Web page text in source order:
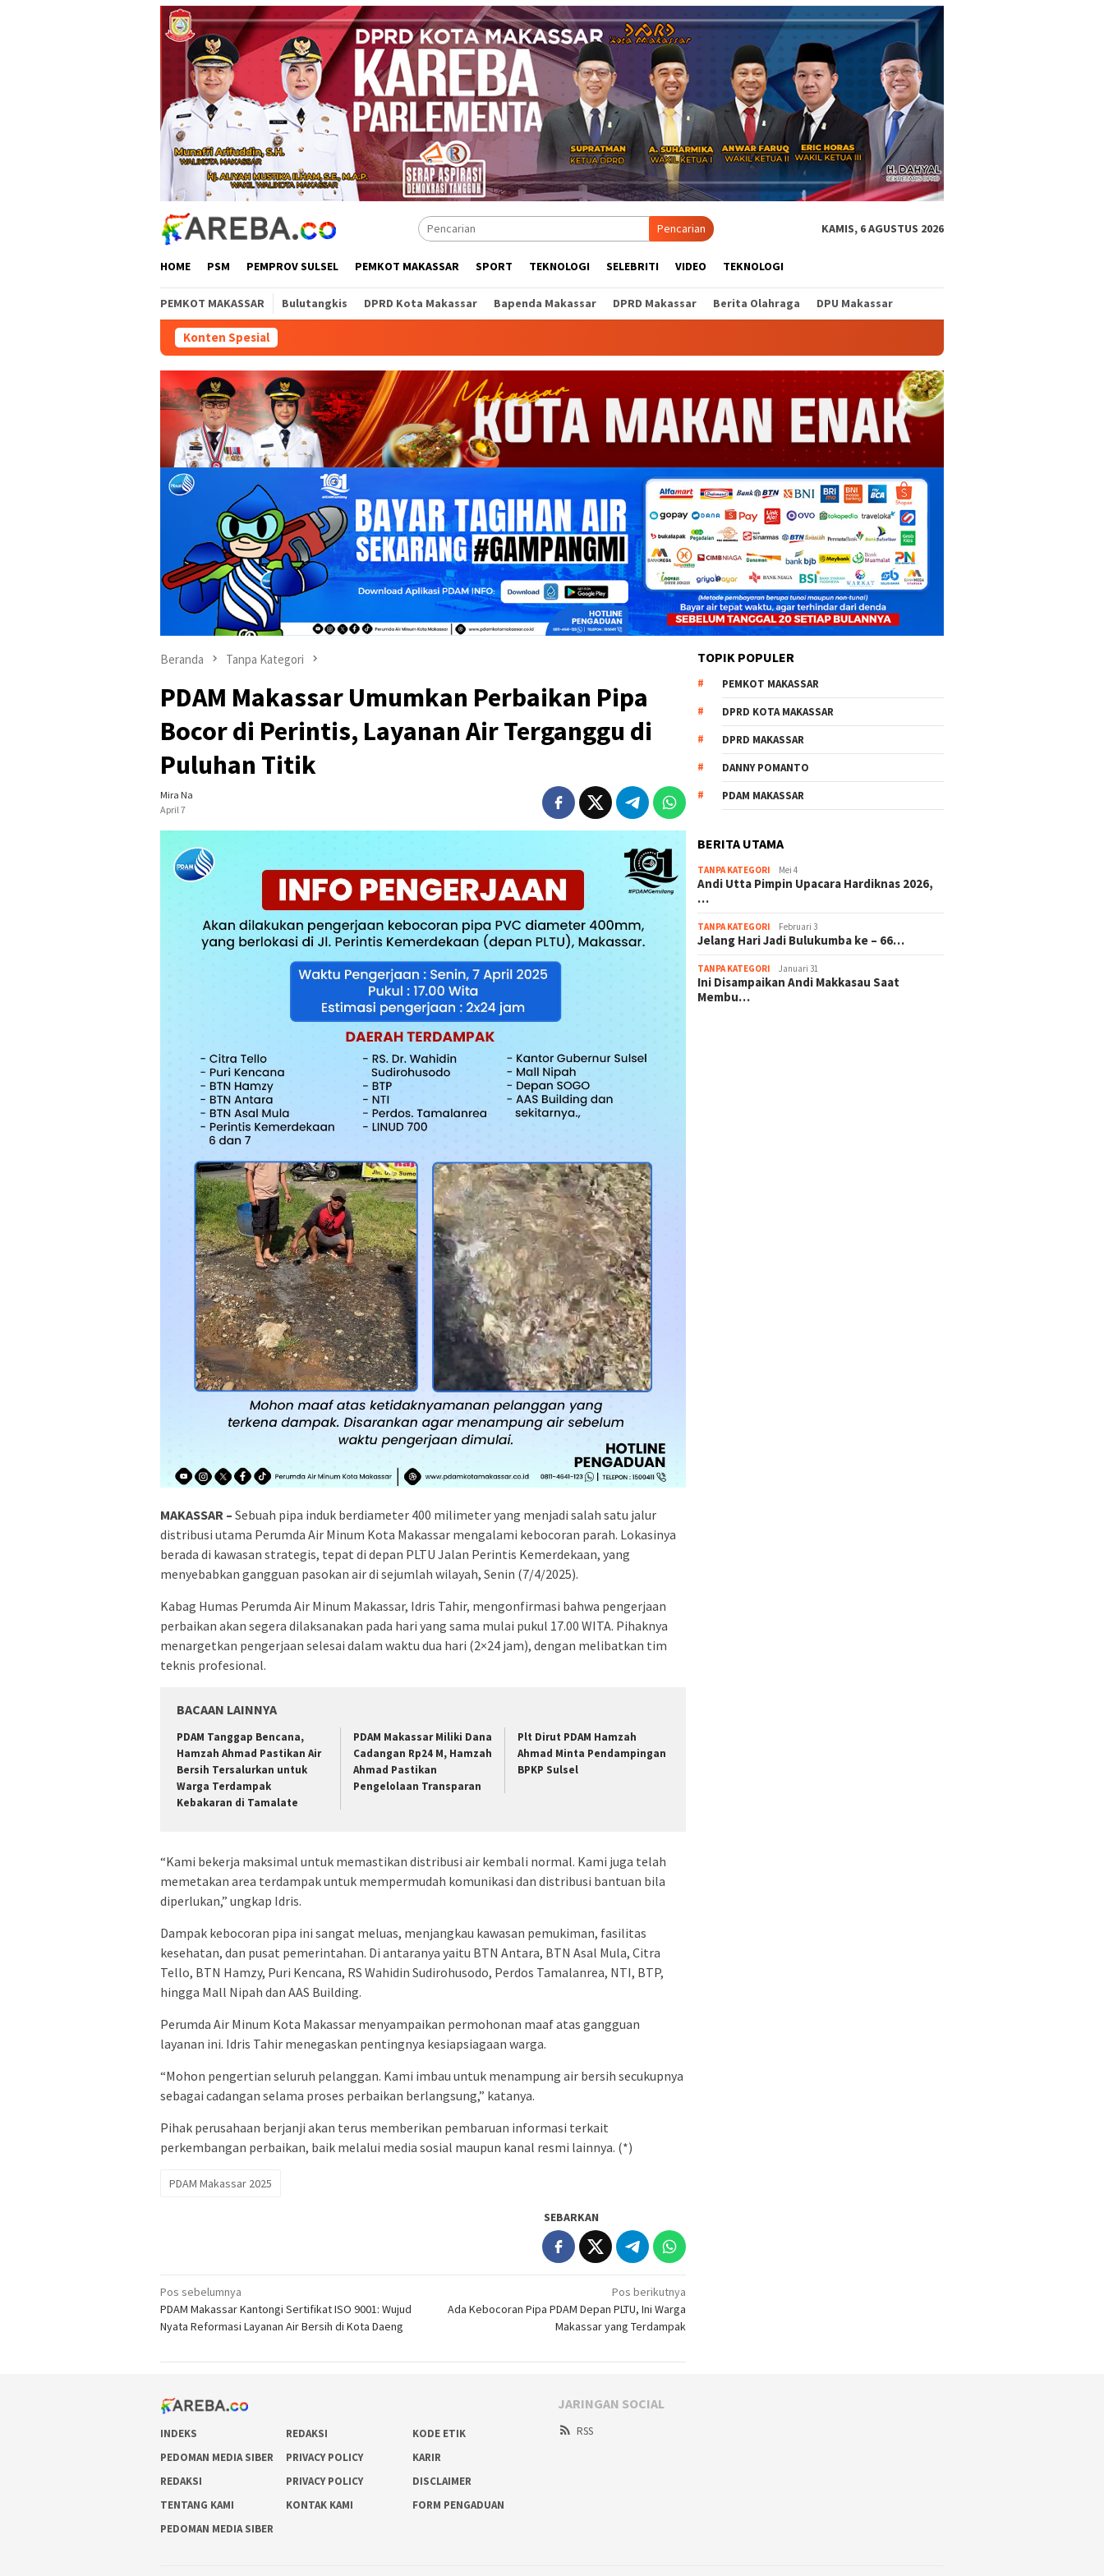
Pencarian KAMIS, 6 AGUSTUS 2026
HOME PSM PEMPROV SULSEL PEMKOT MAKASSAR SPORT TEKNOLOGI SELEBRITI VIDEO TEKNOLOGI
PEMKOT MAKASSAR Bulutangkis DPRD Kota Makassar Bapenda Makassar DPRD Makassar Berita Olahraga DPU Makassar
Konten Spesial
Beranda Tanpa Kategori
PDAM Makassar Umumkan Perbaikan Pipa
Bocor di Perintis, Layanan Air Terganggu di
Puluhan Titik
Mira Na
April 7
MAKASSAR – Sebuah pipa induk berdiameter 400 milimeter yang menjadi salah satu jalur
distribusi utama Perumda Air Minum Kota Makassar mengalami kebocoran parah. Lokasinya
berada di kawasan strategis, tepat di depan PLTU Jalan Perintis Kemerdekaan, yang
menyebabkan gangguan pasokan air di sejumlah wilayah, Senin (7/4/2025).
Kabag Humas Perumda Air Minum Makassar, Idris Tahir, mengonfirmasi bahwa pengerjaan
perbaikan akan segera dilaksanakan pada hari yang sama mulai pukul 17.00 WITA. Pihaknya
menargetkan pengerjaan selesai dalam waktu dua hari (2×24 jam), dengan melibatkan tim
teknis profesional.
BACAAN LAINNYA
PDAM Tanggap Bencana,
Hamzah Ahmad Pastikan Air
Bersih Tersalurkan untuk
Warga Terdampak
Kebakaran di Tamalate
PDAM Makassar Miliki Dana
Cadangan Rp24 M, Hamzah
Ahmad Pastikan
Pengelolaan Transparan
Plt Dirut PDAM Hamzah
Ahmad Minta Pendampingan
BPKP Sulsel
“Kami bekerja maksimal untuk memastikan distribusi air kembali normal. Kami juga telah
memetakan area terdampak untuk mempermudah komunikasi dan distribusi bantuan bila
diperlukan,” ungkap Idris.
Dampak kebocoran pipa ini sangat meluas, menjangkau kawasan pemukiman, fasilitas
kesehatan, dan pusat pemerintahan. Di antaranya yaitu BTN Antara, BTN Asal Mula, Citra
Tello, BTN Hamzy, Puri Kencana, RS Wahidin Sudirohusodo, Perdos Tamalanrea, NTI, BTP,
hingga Mall Nipah dan AAS Building.
Perumda Air Minum Kota Makassar menyampaikan permohonan maaf atas gangguan
layanan ini. Idris Tahir menegaskan pentingnya kesiapsiagaan warga.
“Mohon pengertian seluruh pelanggan. Kami imbau untuk menampung air bersih secukupnya
sebagai cadangan selama proses perbaikan berlangsung,” katanya.
Pihak perusahaan berjanji akan terus memberikan pembaruan informasi terkait
perkembangan perbaikan, baik melalui media sosial maupun kanal resmi lainnya. (*)
PDAM Makassar 2025
SEBARKAN
Navigasi
pos
Pos sebelumnya
PDAM Makassar Kantongi Sertifikat ISO 9001: Wujud
Nyata Reformasi Layanan Air Bersih di Kota Daeng
Pos berikutnya
Ada Kebocoran Pipa PDAM Depan PLTU, Ini Warga
Makassar yang Terdampak
TOPIK POPULER
PEMKOT MAKASSAR
DPRD KOTA MAKASSAR
DPRD MAKASSAR
DANNY POMANTO
PDAM MAKASSAR
BERITA UTAMA
TANPA KATEGORI Mei 4
Andi Utta Pimpin Upacara Hardiknas 2026,
…
TANPA KATEGORI Februari 3
Jelang Hari Jadi Bulukumba ke – 66…
TANPA KATEGORI Januari 31
Ini Disampaikan Andi Makkasau Saat
Membu…
INDEKS REDAKSI
KODE ETIK
PEDOMAN MEDIA SIBER
PRIVACY POLICY
KARIR
REDAKSI
PRIVACY POLICY
DISCLAIMER
TENTANG KAMI
KONTAK KAMI
FORM PENGADUAN
PEDOMAN MEDIA SIBER
JARINGAN SOCIAL
RSS